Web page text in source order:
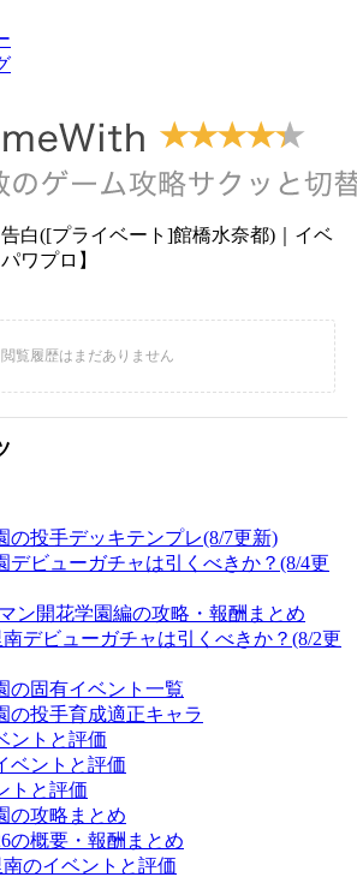
告白([プライベート]館橋水奈都)｜イベ
ワプロ】
の投手デッキテンプレ(8/7更新)
デビューガチャは引くべきか？(8/4更
ン開花学園編の攻略・報酬まとめ
デビューガチャは引くべきか？(8/2更
の固有イベント一覧
の投手育成適正キャラ
ントと評価
ベントと評価
トと評価
の攻略まとめ
の概要・報酬まとめ
のイベントと評価